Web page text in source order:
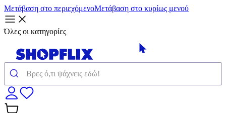
Μετάβαση στο περιεχόμενοΜετάβαση στο κυρίως μενού
Όλες οι κατηγορίες